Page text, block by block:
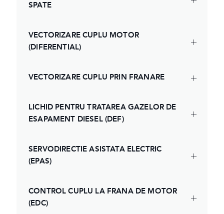
SPATE
VECTORIZARE CUPLU MOTOR
(DIFERENTIAL)
VECTORIZARE CUPLU PRIN FRANARE
LICHID PENTRU TRATAREA GAZELOR DE
ESAPAMENT DIESEL (DEF)
SERVODIRECTIE ASISTATA ELECTRIC
(EPAS)
CONTROL CUPLU LA FRANA DE MOTOR
(EDC)